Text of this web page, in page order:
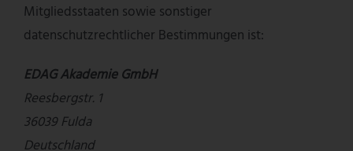
Mitgliedsstaaten sowie sonstiger
datenschutzrechtlicher Bestimmungen ist:
EDAG Akademie GmbH
Reesbergstr. 1
36039 Fulda
Deutschland